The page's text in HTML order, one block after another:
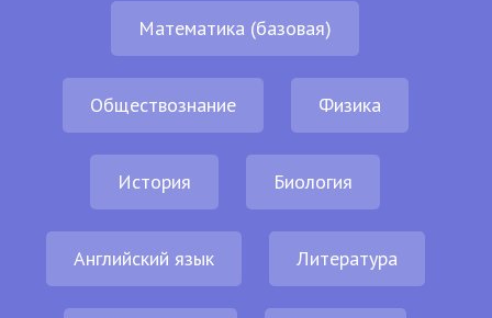
Математика (базовая)
Обществознание Физика
История Биология
Английский язык Литература